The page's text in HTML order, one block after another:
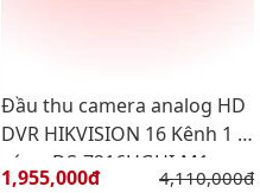
Đầu thu camera analog HD
DVR HIKVISION 16 Kênh 1 Ổ
cứng DS-7216HGHI-M1
Giá bán:
1,955,000đ Giá gốc:
4,110,000đ